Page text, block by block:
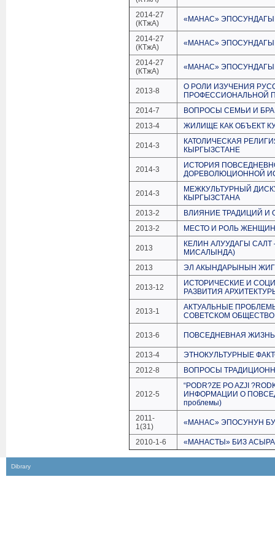
2014-27
(КТжА)
«МАНАС» ЭПОСУНДАГЫ
2014-27
(КТжА)
«МАНАС»
2014-27
(КТжА)
«МАНАС»
2013-8
О РОЛИ ИЗУЧЕНИЯ
ПРОФЕССИОНАЛЬНОЙ
2014-7
ВОПРОСЫ СЕМЬИ И
2013-4
ЖИЛИЩЕ КАК ОБЪЕКТ
2014-3
КАТОЛИЧЕСКАЯ
КЫРГЫЗСТАНЕ
2014-3
ИСТОРИЯ
ДОРЕВОЛЮЦИОННОЙ
2014-3
МЕЖКУЛЬТУРНЫЙ
КЫРГЫЗСТАНА
2013-2
ВЛИЯНИЕ ТРАДИЦИЙ
2013-2
МЕСТО И РОЛЬ
2013
КЕЛИН АЛУУДАГЫ
МИСАЛЫНДА)
2013
ЭЛ АКЫНДАРЫНЫН
2013-12
ИСТОРИЧЕСКИЕ И
РАЗВИТИЯ
2013-1
АКТУАЛЬНЫЕ
СОВЕТСКОМ
2013-6 ПОВСЕДНЕВНАЯ
2013-4
ЭТНОКУЛЬТУРНЫЕ
2012-8
ВОПРОСЫ
2012-5
“PODR?ZE PO AZJI
ИНФОРМАЦИИ О
проблемы)
2011-
1(31)
«МАНАС» ЭПОСУНУН
2010-1-6 «МАНАСТЫ» БИЗ
Dibrary